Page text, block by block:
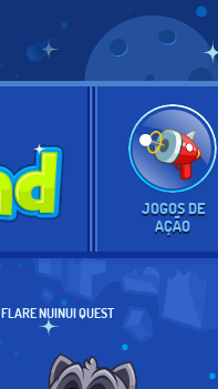
JOGOS DE
AÇÃO
FLARE NUINUI QUEST